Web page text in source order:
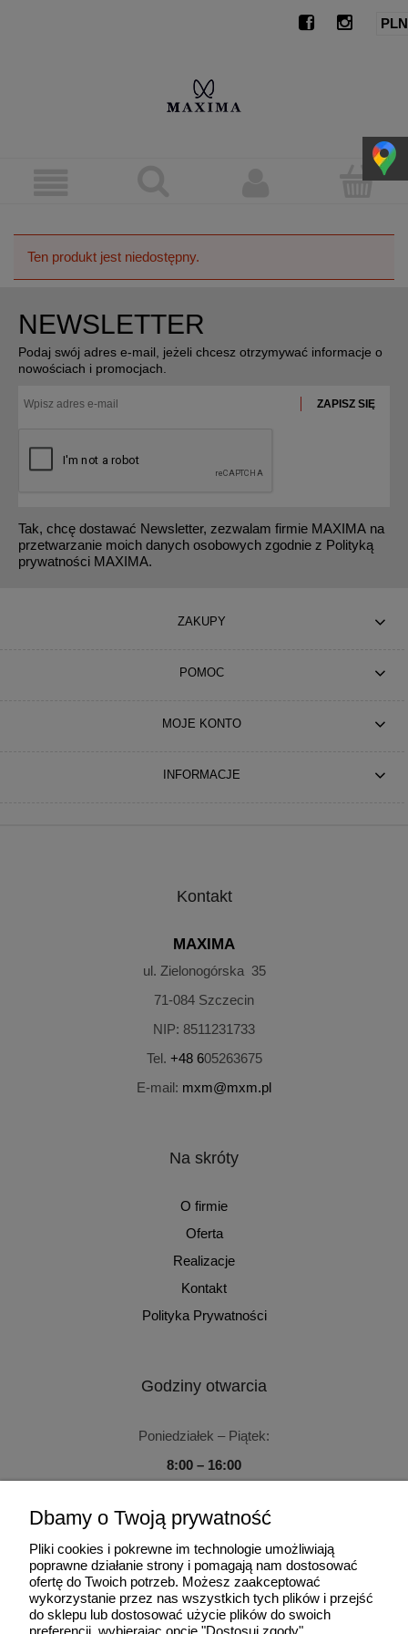
Ten produkt jest niedostępny.
NEWSLETTER
Podaj swój adres e-mail, jeżeli chcesz otrzymywać informacje o
nowościach i promocjach.
ZAPISZ SIĘ
Tak, chcę dostawać Newsletter, zezwalam firmie MAXIMA na
przetwarzanie moich danych osobowych zgodnie z Polityką
prywatności MAXIMA.
ZAKUPY
POMOC
MOJE KONTO
INFORMACJE
Kontakt
MAXIMA
ul. Zielonogórska 35
71-084 Szczecin
NIP: 8511231733
Tel. +48 605263675
E-mail: mxm@mxm.pl
Na skróty
O firmie
Oferta
Realizacje
Kontakt
Polityka Prywatności
Godziny otwarcia
Poniedziałek – Piątek:
8:00 – 16:00
Zamknięte
Użytkowanie sklepu oznacza zgodę na wykorzystywanie plików
Dbamy o Twoją prywatność
Pliki cookies i pokrewne im technologie umożliwiają
poprawne działanie strony i pomagają nam dostosować
ofertę do Twoich potrzeb. Możesz zaakceptować
wykorzystanie przez nas wszystkich tych plików i przejść
do sklepu lub dostosować użycie plików do swoich
preferencji, wybierając opcję "Dostosuj zgody".